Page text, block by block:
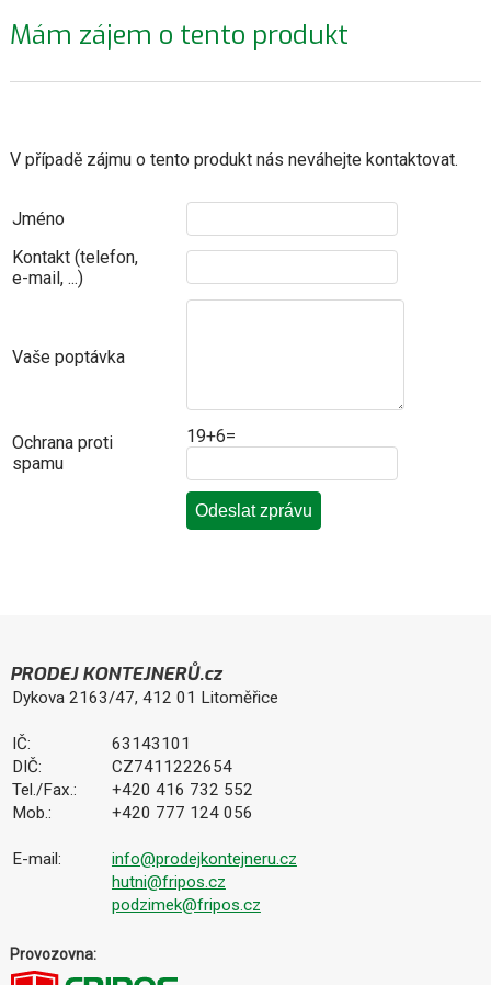
Mám zájem o tento produkt
V případě zájmu o tento produkt nás neváhejte kontaktovat.
Jméno
Kontakt (telefon,
e-mail, ...)
Vaše poptávka
Ochrana proti
spamu
19+6=
PRODEJ KONTEJNERŮ.cz
Dykova 2163/47, 412 01 Litoměřice
IČ:
63143101
DIČ:
CZ7411222654
Tel./Fax.:
+420 416 732 552
Mob.:
+420 777 124 056
E-mail:
info@prodejkontejneru.cz
hutni@fripos.cz
podzimek@fripos.cz
Provozovna: